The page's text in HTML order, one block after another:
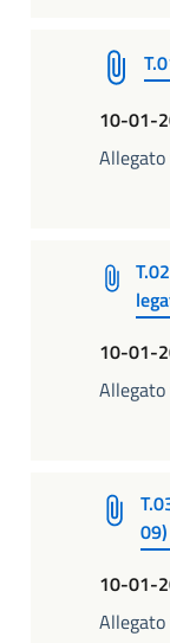
10-01-
10-01-
09)
10-01-